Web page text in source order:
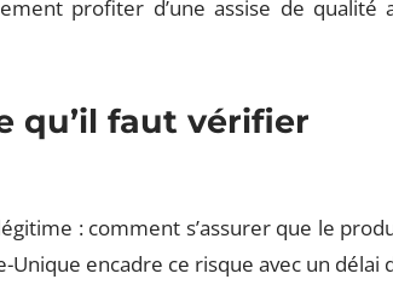
profiter d’une assise de qualité
qu’il faut vérifier
: comment s’assurer que le
Unique encadre ce risque avec un délai